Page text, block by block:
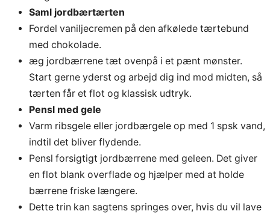
Saml jordbærtærten
Fordel vaniljecremen på den afkølede tærtebund
med chokolade.
æg jordbærrene tæt ovenpå i et pænt mønster.
Start gerne yderst og arbejd dig ind mod midten, så
tærten får et flot og klassisk udtryk.
Pensl med gele
Varm ribsgele eller jordbærgele op med 1 spsk vand,
indtil det bliver flydende.
Pensl forsigtigt jordbærrene med geleen. Det giver
en flot blank overflade og hjælper med at holde
bærrene friske længere.
Dette trin kan sagtens springes over, hvis du vil lave